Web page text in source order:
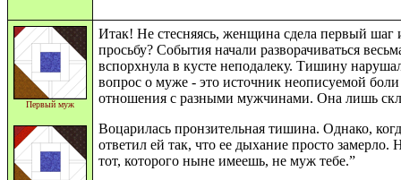
Первый муж
Итак! Не стесняясь, женщина сдела первый
просьбу? События начали разворачиваться
вспорхнула в кусте неподалеку. Тишину
вопрос о муже - это источник неописуемой
отношения с разными мужчинами. Она лишь
Воцарилась пронзительная тишина. Однако,
ответил ей так, что ее дыхание просто
тот, которого ныне имеешь, не муж тебе.”